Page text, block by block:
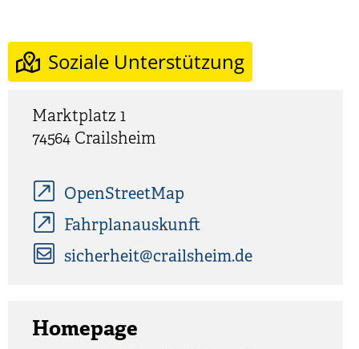
Soziale Unterstützung
Marktplatz 1
74564 Crailsheim
OpenStreetMap
Fahrplanauskunft
sicherheit@crailsheim.de
Homepage